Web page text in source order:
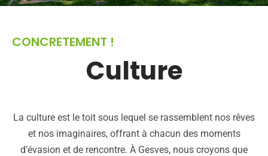
CONCRETEMENT !
Culture
La culture est le toit sous lequel se rassemblent nos rêves
et nos imaginaires, offrant à chacun des moments
d’évasion et de rencontre. À Gesves, nous croyons que